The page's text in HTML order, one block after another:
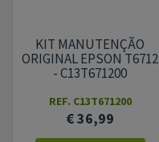
KIT MANUTENÇÃO
ORIGINAL EPSON T6712
- C13T671200
REF. C13T671200
€ 36,99